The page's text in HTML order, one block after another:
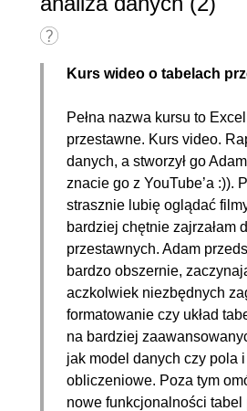
Kurs wideo o tabelach
Pełna nazwa kursu to
przestawne. Kurs video.
danych, a stworzył go
znacie go z YouTube’a :)).
strasznie lubię oglądać
bardziej chętnie zajrzałam
przestawnych. Adam
bardzo obszernie,
aczkolwiek niezbędnych
formatowanie czy układ
na bardziej
jak model danych czy pola
obliczeniowe. Poza tym
nowe funkcjonalności